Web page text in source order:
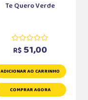
Te Quero Verde
R$ 51,00
ADICIONAR AO CARRINHO
COMPRAR AGORA